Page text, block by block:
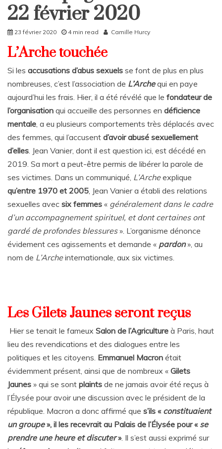
Rattrapages
Rattrapages
22 février 2020
23 février 2020 4 min read Camille Hurcy
L’Arche touchée
Si les accusations d’abus sexuels se font de plus en plus
nombreuses, c’est l’association de L’Archequi en paye
aujourd’hui les frais. Hier, il a été révélé que le fondateur de
l’organisation qui accueille des personnes en déficience
mentale, a eu plusieurs comportements très déplacés avec
des femmes, qui l’accusent d’avoir abusé sexuellement
d’elles. Jean Vanier, dont il est question ici, est décédé en
2019. Sa mort a peut-être permis de libérer la parole de
ses victimes. Dans un communiqué, L’Archeexplique
qu’entre 1970 et 2005, Jean Vanier a établi des relations
sexuelles avec six femmes « généralement dans le cadre
d’un accompagnement spirituel, et dont certaines ont
gardé de profondes blessures». L’organisme dénonce
évidement ces agissements et demande « pardon», au
nom de L’Archeinternationale, aux six victimes.
Les Gilets Jaunes seront reçus
Hier se tenait le fameux Salon de l’Agriculture à Paris, haut
lieu des revendications et des dialogues entre les
politiques et les citoyens. Emmanuel Macron était
évidemment présent, ainsi que de nombreux « Gilets
Jaunes » qui se sont plaints de ne jamais avoir été reçus à
l’Élysée pour avoir une discussion avec le président de la
république. Macron a donc affirmé que s’ils « constituaient
un groupe», il les recevrait au Palais de l’Élysée pour « se
prendre une heure et discuter». Il s’est aussi exprimé sur